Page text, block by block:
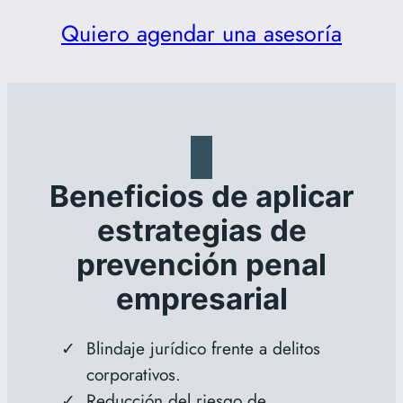
Quiero agendar una asesoría
Beneficios de aplicar
estrategias de
prevención penal
empresarial
Blindaje jurídico frente a delitos
corporativos.